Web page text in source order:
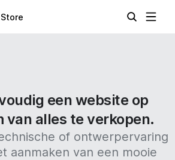
een website op
van alles te verkopen.
of ontwerpervaring
aanmaken van een mooie